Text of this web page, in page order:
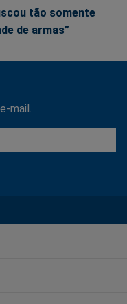
tão somente
de armas”
mail.